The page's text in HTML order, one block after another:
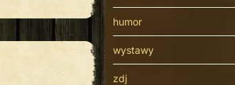
– Poproszę
humor
wystawy
zdj